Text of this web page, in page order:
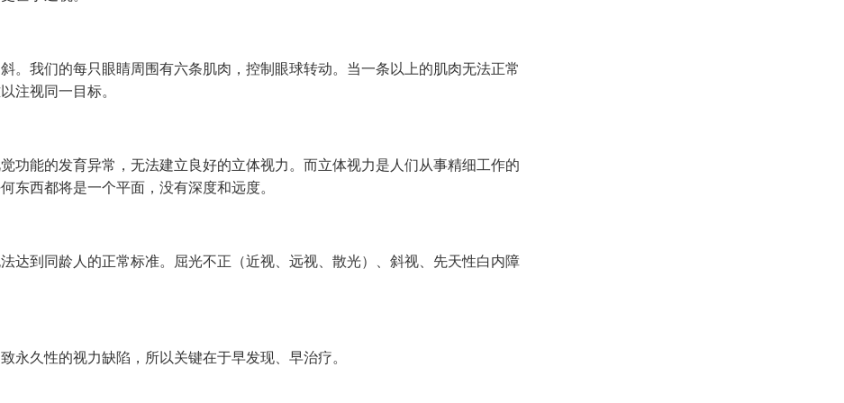
我们的每只眼睛周围有六条肌肉，控制眼球转动。当一条以上的肌肉无法正常
注视同一目标。
能的发育异常，无法建立良好的立体视力。而立体视力是人们从事精细工作的
东西都将是一个平面，没有深度和远度。
到同龄人的正常标准。屈光不正（近视、远视、散光）、斜视、先天性白内障
久性的视力缺陷，所以关键在于早发现、早治疗。